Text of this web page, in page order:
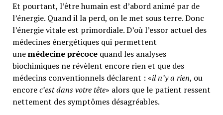
Et pourtant, l’être humain est d’abord animé par de
l’énergie. Quand il la perd, on le met sous terre. Donc
l’énergie vitale est primordiale. D’où l’essor actuel des
médecines énergétiques qui permettent
unemédecine précoce quand les analyses
biochimiques ne révèlent encore rien et que des
médecins conventionnels déclarent : «il n’y a rien, ou
encorec’est dans votre tête» alors que le patient ressent
nettement des symptômes désagréables.